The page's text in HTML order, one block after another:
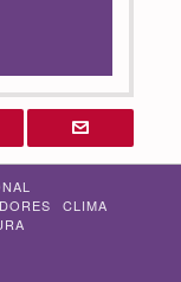
CLIMA